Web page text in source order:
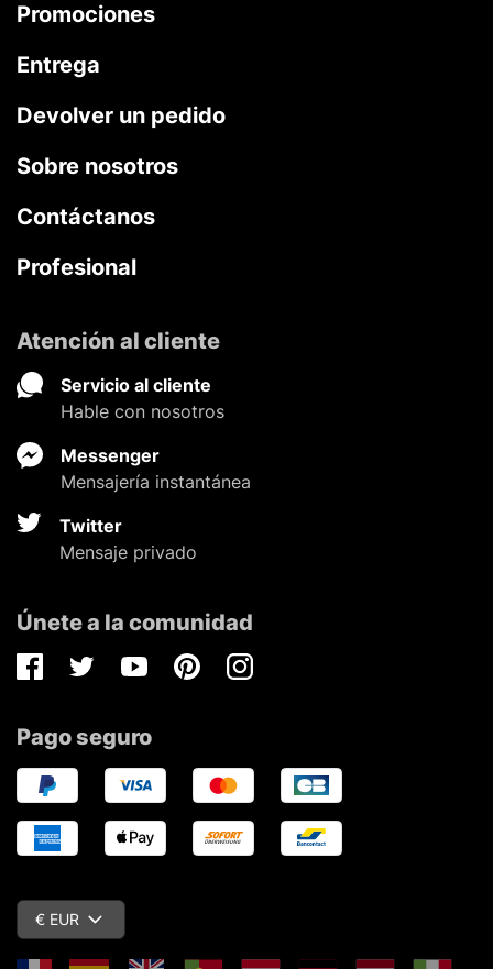
Promociones
Entrega
Devolver un pedido
Sobre nosotros
Contáctanos
Profesional
Atención al cliente
Servicio al cliente
Hable con nosotros
Messenger
Mensajería instantánea
Twitter
Mensaje privado
Únete a la comunidad
FacebookTwitterYoutubePinterestInstagram
Pago seguro
€ EUR